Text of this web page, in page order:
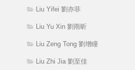
Liu Yifei 劉亦菲
Liu Yu Xin 劉雨昕
Liu Zeng Tong 劉增瞳
Liu Zhi Jia 劉至佳